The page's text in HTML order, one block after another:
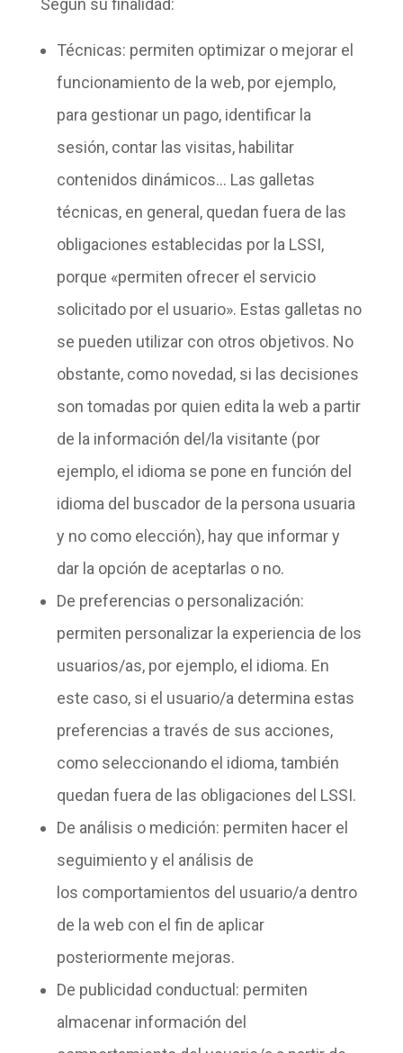
Según su finalidad:
Técnicas: permiten optimizar o mejorar el
funcionamientode la web, por ejemplo,
para gestionar un pago, identificar la
sesión, contar las visitas, habilitar
contenidos dinámicos… Las galletas
técnicas, en general, quedan fuera de las
obligaciones establecidas por la LSSI,
porque «permiten ofrecer el servicio
solicitado por el usuario». Estas galletas no
se pueden utilizar con otros objetivos. No
obstante, como novedad, si las decisiones
son tomadas por quien edita la web a partir
de la información del/la visitante (por
ejemplo, el idioma se pone en función del
idioma del buscador de la persona usuaria
y no como elección), hay que informar y
dar la opción de aceptarlas o no.
De preferencias o personalización:
permiten personalizar la experiencia de los
usuarios/as, por ejemplo, el idioma. En
este caso, si el usuario/a determina estas
preferencias a través de sus acciones,
como seleccionando el idioma, también
quedan fuera de las obligaciones del LSSI.
De análisis o medición: permiten hacer el
seguimiento y el análisis de
los comportamientos del usuario/a dentro
de la web con el fin de aplicar
posteriormente mejoras.
De publicidad conductual : permiten
almacenar información del